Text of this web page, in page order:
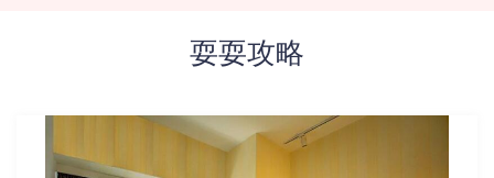
耍耍攻略